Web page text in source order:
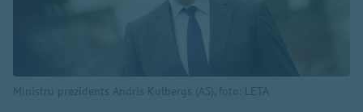
Ministru prezidents Andris Kulbergs (AS), foto: LETA